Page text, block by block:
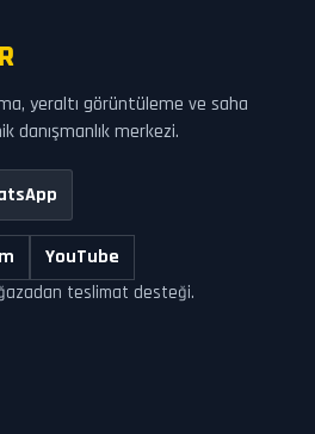
yeraltı görüntüleme ve saha
danışmanlık merkezi.
YouTube
teslimat desteği.